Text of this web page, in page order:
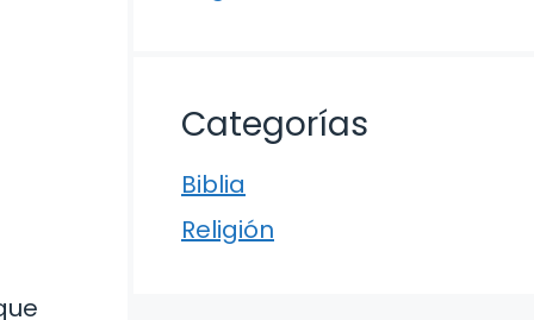
Categorías
Biblia
Religión